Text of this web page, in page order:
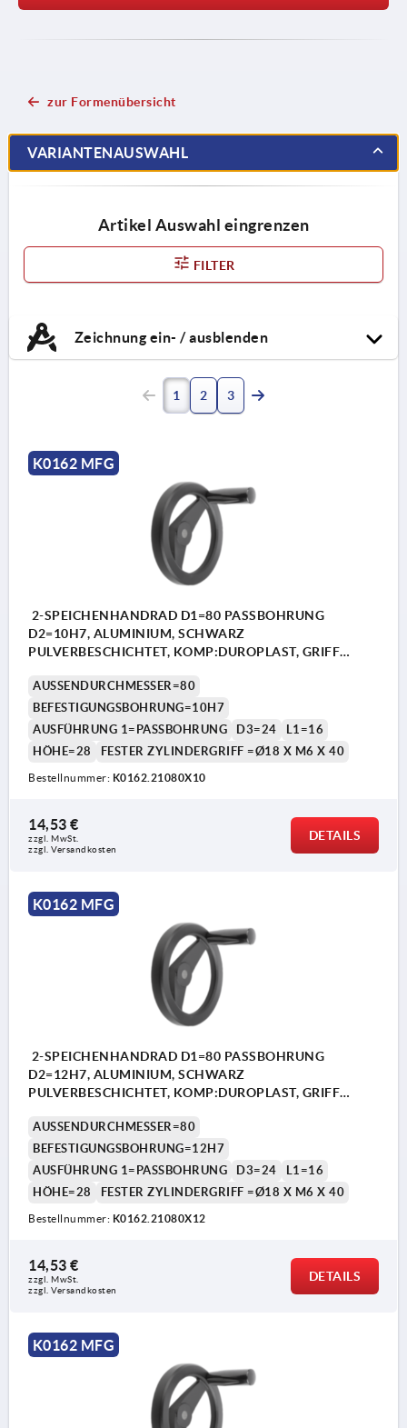
zur Formenübersicht
VARIANTENAUSWAHL
Artikel Auswahl eingrenzen
FILTER
Zeichnung ein- / ausblenden
1 2 3
K0162 MFG
2-SPEICHENHANDRAD D1=80 PASSBOHRUNG
D2=10H7, ALUMINIUM, SCHWARZ
PULVERBESCHICHTET, KOMP:DUROPLAST, GRIFF
AUSSENDURCHMESSER=80
BEFESTIGUNGSBOHRUNG=10H7
AUSFÜHRUNG 1=PASSBOHRUNG
D3=24
L1=16
HÖHE=28
FESTER ZYLINDERGRIFF =Ø18 X M6 X 40
Bestellnummer: K0162.21080X10
14,53 €
zzgl. MwSt.
zzgl. Versandkosten
DETAILS
K0162 MFG
2-SPEICHENHANDRAD D1=80 PASSBOHRUNG
D2=12H7, ALUMINIUM, SCHWARZ
PULVERBESCHICHTET, KOMP:DUROPLAST, GRIFF
AUSSENDURCHMESSER=80
BEFESTIGUNGSBOHRUNG=12H7
AUSFÜHRUNG 1=PASSBOHRUNG
D3=24
L1=16
HÖHE=28
FESTER ZYLINDERGRIFF =Ø18 X M6 X 40
Bestellnummer: K0162.21080X12
14,53 €
zzgl. MwSt.
zzgl. Versandkosten
DETAILS
K0162 MFG